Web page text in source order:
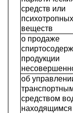
средств или
психотропных
веществ
о продаже
продукции
об
средством
находящимся